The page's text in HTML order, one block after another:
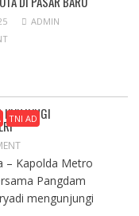
ADMIN
TNI AD
KUNJUNGI
– Kapolda Metro
Pangdam
mengunjungi